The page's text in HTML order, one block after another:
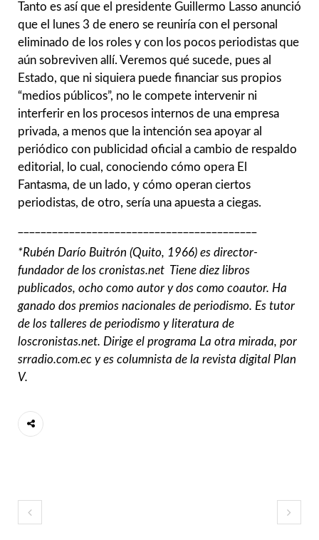
Tanto es así que el presidente Guillermo Lasso anunció
que el lunes 3 de enero se reuniría con el personal
eliminado de los roles y con los pocos periodistas que
aún sobreviven allí. Veremos qué sucede, pues al
Estado, que ni siquiera puede financiar sus propios
“medios públicos”, no le compete intervenir ni
interferir en los procesos internos de una empresa
privada, a menos que la intención sea apoyar al
periódico con publicidad oficial a cambio de respaldo
editorial, lo cual, conociendo cómo opera El
Fantasma, de un lado, y cómo operan ciertos
periodistas, de otro, sería una apuesta a ciegas.
*Rubén Darío Buitrón (Quito, 1966) es director-
fundador de los cronistas.net Tiene diez libros
publicados, ocho como autor y dos como coautor. Ha
ganado dos premios nacionales de periodismo. Es tutor
de los talleres de periodismo y literatura de
loscronistas.net. Dirige el programa La otra mirada, por
srradio.com.ec y es columnista de la revista digital Plan
V.